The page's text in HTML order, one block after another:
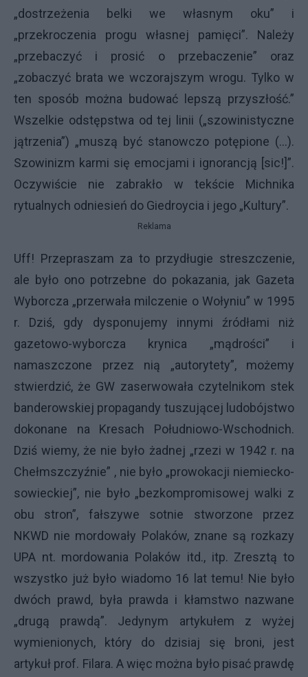
„dostrzeżenia belki we własnym oku” i
„przekroczenia progu własnej pamięci”. Należy
„przebaczyć i prosić o przebaczenie” oraz
„zobaczyć brata we wczorajszym wrogu. Tylko w
ten sposób można budować lepszą przyszłość.”
Wszelkie odstępstwa od tej linii („szowinistyczne
jątrzenia”) „muszą być stanowczo potępione (...).
Szowinizm karmi się emocjami i ignorancją [sic!]”.
Oczywiście nie zabrakło w tekście Michnika
rytualnych odniesień do Giedroycia i jego „Kultury”.
Reklama
Uff! Przepraszam za to przydługie streszczenie,
ale było ono potrzebne do pokazania, jak Gazeta
Wyborcza „przerwała milczenie o Wołyniu” w 1995
r. Dziś, gdy dysponujemy innymi źródłami niż
gazetowo-wyborcza krynica „mądrości” i
namaszczone przez nią „autorytety”, możemy
stwierdzić, że GW zaserwowała czytelnikom stek
banderowskiej propagandy tuszującej ludobójstwo
dokonane na Kresach Południowo-Wschodnich.
Dziś wiemy, że nie było żadnej „rzezi w 1942 r. na
Chełmszczyźnie” , nie było „prowokacji niemiecko-
sowieckiej”, nie było „bezkompromisowej walki z
obu stron”, fałszywe sotnie stworzone przez
NKWD nie mordowały Polaków, znane są rozkazy
UPA nt. mordowania Polaków itd., itp. Zresztą to
wszystko już było wiadomo 16 lat temu! Nie było
dwóch prawd, była prawda i kłamstwo nazwane
„drugą prawdą”. Jedynym artykułem z wyżej
wymienionych, który do dzisiaj się broni, jest
artykuł prof. Filara. A więc można było pisać prawdę